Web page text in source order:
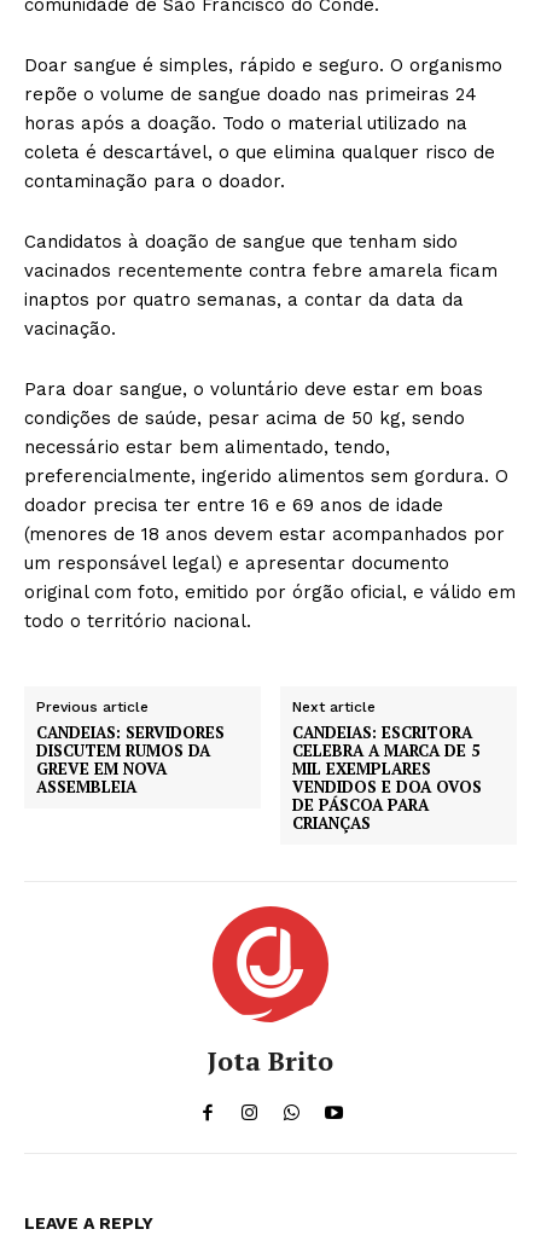
comunidade de São Francisco do Conde.
Doar sangue é simples, rápido e seguro. O organismo
repõe o volume de sangue doado nas primeiras 24
horas após a doação. Todo o material utilizado na
coleta é descartável, o que elimina qualquer risco de
contaminação para o doador.
Candidatos à doação de sangue que tenham sido
vacinados recentemente contra febre amarela ficam
inaptos por quatro semanas, a contar da data da
vacinação.
Para doar sangue, o voluntário deve estar em boas
condições de saúde, pesar acima de 50 kg, sendo
necessário estar bem alimentado, tendo,
preferencialmente, ingerido alimentos sem gordura. O
doador precisa ter entre 16 e 69 anos de idade
(menores de 18 anos devem estar acompanhados por
um responsável legal) e apresentar documento
original com foto, emitido por órgão oficial, e válido em
todo o território nacional.
Previous article
CANDEIAS: SERVIDORES
DISCUTEM RUMOS DA
GREVE EM NOVA
ASSEMBLEIA
Next article
CANDEIAS: ESCRITORA
CELEBRA A MARCA DE 5
MIL EXEMPLARES
VENDIDOS E DOA OVOS
DE PÁSCOA PARA
CRIANÇAS
Jota Brito
LEAVE A REPLY